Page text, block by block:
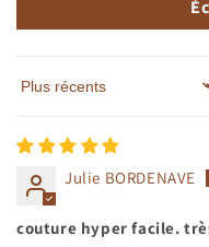
Sort by
Julie BORDENAVE
couture hyper facile.